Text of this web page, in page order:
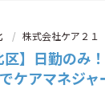
っかり稼げる環境
ベーションもアップ♪
手当6万円込み
映
株式会社ケア２１
区】日勤のみ
ケアマネジ